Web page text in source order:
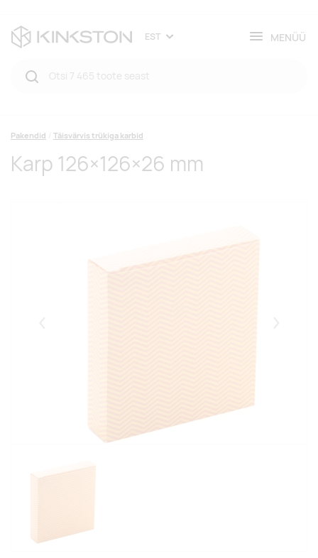
EST MENÜÜ
Pakendid Täisvärvis trükiga karbid
Karp 126×126×26 mm